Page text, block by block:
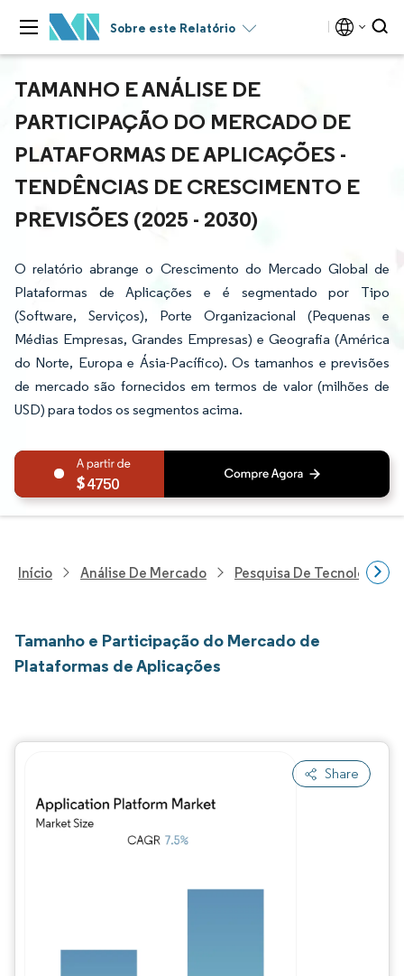
Sobre este Relatório
TAMANHO E ANÁLISE DE
PARTICIPAÇÃO DO MERCADO DE
PLATAFORMAS DE APLICAÇÕES -
TENDÊNCIAS DE CRESCIMENTO E
PREVISÕES (2025 - 2030)
O relatório abrange o Crescimento do Mercado Global de
Plataformas de Aplicações e é segmentado por Tipo
(Software, Serviços), Porte Organizacional (Pequenas e
Médias Empresas, Grandes Empresas) e Geografia (América
do Norte, Europa e Ásia-Pacífico). Os tamanhos e previsões
de mercado são fornecidos em termos de valor (milhões de
USD) para todos os segmentos acima.
4750
Início Análise De Mercado Pesquisa De Tecnologia,
Tamanho e Participação do Mercado de
Plataformas de Aplicações
Share